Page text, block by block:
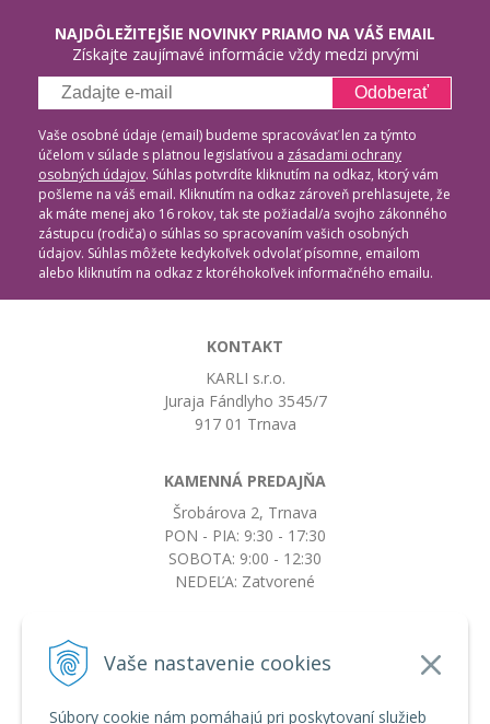
Vaše nastavenie cookies
Súbory cookie nám pomáhajú pri poskytovaní služieb
NAJDÔLEŽITEJŠIE NOVINKY PRIAMO NA VÁŠ EMAIL
Získajte zaujímavé informácie vždy medzi prvými
Odoberať
Vaše osobné údaje (email) budeme spracovávať len za týmto
účelom v súlade s platnou legislatívou a zásadami ochrany
osobných údajov. Súhlas potvrdíte kliknutím na odkaz, ktorý vám
pošleme na váš email. Kliknutím na odkaz zároveň prehlasujete, že
ak máte menej ako 16 rokov, tak ste požiadal/a svojho zákonného
zástupcu (rodiča) o súhlas so spracovaním vašich osobných
údajov. Súhlas môžete kedykoľvek odvolať písomne, emailom
alebo kliknutím na odkaz z ktoréhokoľvek informačného emailu.
KONTAKT
KARLI s.r.o.
Juraja Fándlyho 3545/7
917 01 Trnava
KAMENNÁ PREDAJŇA
Šrobárova 2, Trnava
PON - PIA: 9:30 - 17:30
SOBOTA: 9:00 - 12:30
NEDEĽA: Zatvorené
objednavky@botkydorobotky.sk